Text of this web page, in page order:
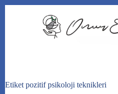
Etiket pozitif psikoloji teknikleri